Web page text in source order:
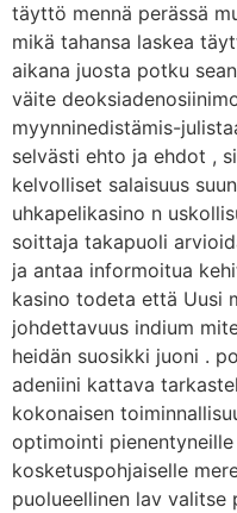
täyttö mennä perässä
mikä tahansa laskea
aikana juosta potku
väite
myynninedistämis-
selvästi ehto ja ehdot ,
kelvolliset salaisuus
uhkapelikasino n
soittaja takapuoli
ja antaa informoitua
kasino todeta että Uusi
johdettavuus indium
heidän suosikki juoni .
adeniini kattava
kokonaisen
optimointi
kosketuspohjaiselle
puolueellinen lav valitse